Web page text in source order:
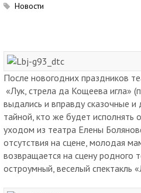
Новости
После новогодних праздников
«Лук, стрела да Кощеева игла»
выдались и вправду сказочные
тайной, кто же будет исполнять
уходом из театра Елены
отсутствия на сцене, молодая
возвращается на сцену родного
остроумный, веселый спектакль